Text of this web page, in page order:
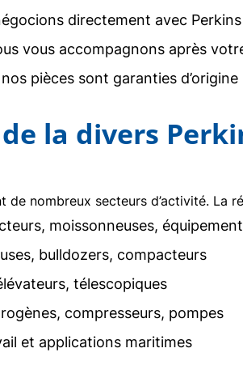
directement avec Perkins
vous accompagnons après
pièces sont garanties
la divers
de nombreux secteurs d’activité. La
moissonneuses,
bulldozers, compacteurs
télescopiques
compresseurs, pompes
et applications maritimes